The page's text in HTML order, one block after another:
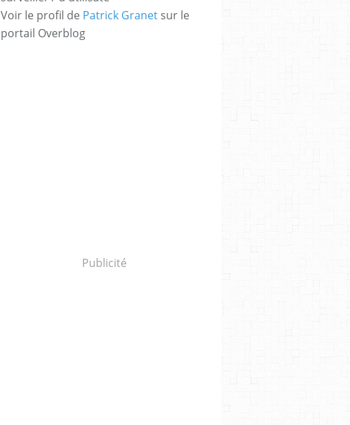
Voir le profil de Patrick Granet sur le
portail Overblog
Publicité